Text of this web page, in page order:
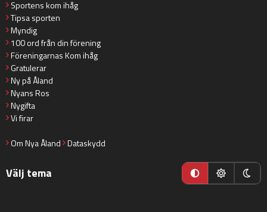
Sportens kom ihåg
Tipsa sporten
Myndig
100 ord från din förening
Föreningarnas Kom ihåg
Gratulerar
Ny på Åland
Nyans Ros
Nygifta
Vi firar
Om Nya Åland Dataskydd
Välj tema